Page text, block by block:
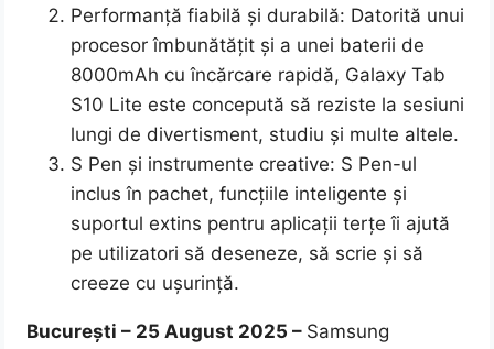
Performanță fiabilă și durabilă: Datorită unui
procesor îmbunătățit și a unei baterii de
8000mAh cu încărcare rapidă, Galaxy Tab
S10 Lite este concepută să reziste la sesiuni
lungi de divertisment, studiu și multe altele.
S Pen și instrumente creative: S Pen-ul
inclus în pachet, funcțiile inteligente și
suportul extins pentru aplicații terțe îi ajută
pe utilizatori să deseneze, să scrie și să
creeze cu ușurință.
București – 25 August 2025 – Samsung